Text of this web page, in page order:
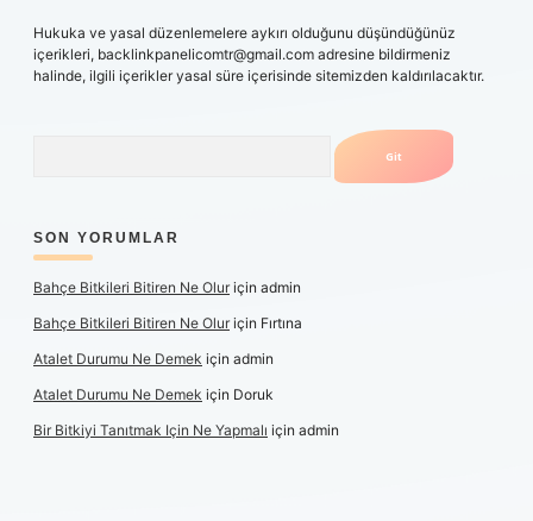
Hukuka ve yasal düzenlemelere aykırı olduğunu düşündüğünüz
içerikleri, backlinkpanelicomtr@gmail.com adresine bildirmeniz
halinde, ilgili içerikler yasal süre içerisinde sitemizden kaldırılacaktır.
SON YORUMLAR
Bahçe Bitkileri Bitiren Ne Oluriçin admin
Bahçe Bitkileri Bitiren Ne Oluriçin Fırtına
Atalet Durumu Ne Demek için admin
Atalet Durumu Ne Demek için Doruk
Bir Bitkiyi Tanıtmak Için Ne Yapmalı için admin